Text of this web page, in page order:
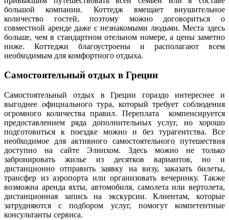
большой компании. Коттедж вмещает внушительное
количество гостей, поэтому можно договориться о
совместной аренде даже с незнакомыми людьми. Места здесь
больше, чем в стандартном отельном номере, а цены заметно
ниже. Коттеджи благоустроены и располагают всем
необходимым для комфортного отдыха.
Самостоятельный отдых в Греции
Самостоятельный отдых в Греции гораздо интереснее и
выгоднее официального тура, который требует соблюдения
огромного количества правил. Переплата компенсируется
предоставлением ряда дополнительных услуг, но хорошо
подготовиться к поездке можно и без турагентства. Все
необходимое для активного самостоятельного путешествия
доступно на сайте Элинхом. Здесь можно не только
забронировать жилье из десятков вариантов, но и
дистанционно отправить заявку на визу, заказать билеты,
трансфер из аэропорта или организовать вечеринку. Также
возможна аренда яхты, автомобиля, самолета или вертолета,
дистанционная запись на экскурсии. Клиентам, которые
затрудняются с подбором услуг, помогут компетентные
консультанты сервиса.